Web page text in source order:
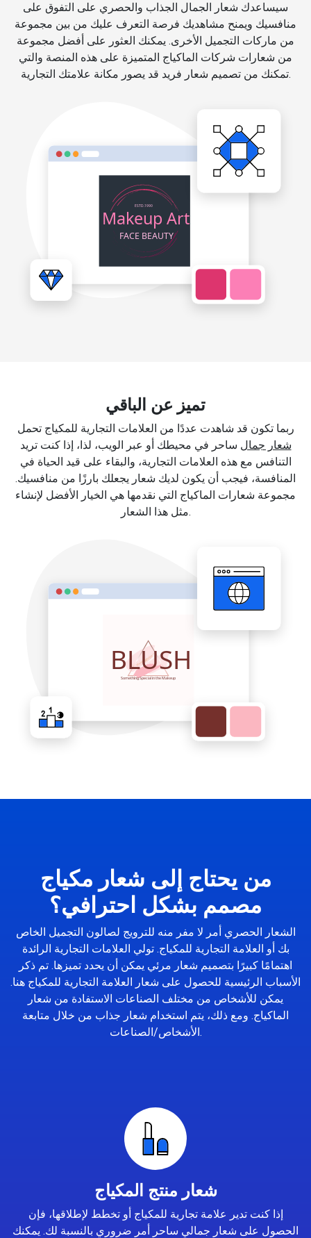
سيساعدك شعار الجمال الجذاب والحصري على التفوق على
منافسيك ويمنح مشاهديك فرصة التعرف عليك من بين مجموعة
من ماركات التجميل الأخرى. يمكنك العثور على أفضل مجموعة
من شعارات شركات الماكياج المتميزة على هذه المنصة والتي
تمكنك من تصميم شعار فريد قد يصور مكانة علامتك التجارية.
تميز عن الباقي
ربما تكون قد شاهدت عددًا من العلامات التجارية للمكياج تحمل
شعار جمال ساحر في محيطك أو عبر الويب، لذا، إذا كنت تريد
التنافس مع هذه العلامات التجارية، والبقاء على قيد الحياة في
المنافسة، فيجب أن يكون لديك شعار يجعلك بارزًا من منافسيك.
مجموعة شعارات الماكياج التي نقدمها هي الخيار الأفضل لإنشاء
مثل هذا الشعار.
من يحتاج إلى شعار مكياج
مصمم بشكل احترافي؟
الشعار الحصري أمر لا مفر منه للترويج لصالون التجميل الخاص
بك أو العلامة التجارية للمكياج. تولي العلامات التجارية الرائدة
اهتمامًا كبيرًا بتصميم شعار مرئي يمكن أن يحدد تميزها. تم ذكر
الأسباب الرئيسية للحصول على شعار العلامة التجارية للمكياج هنا.
يمكن للأشخاص من مختلف الصناعات الاستفادة من شعار
الماكياج. ومع ذلك، يتم استخدام شعار جذاب من خلال متابعة
الأشخاص/الصناعات.
شعار منتج المكياج
إذا كنت تدير علامة تجارية للمكياج أو تخطط لإطلاقها، فإن
الحصول على شعار جمالي ساحر أمر ضروري بالنسبة لك. يمكنك